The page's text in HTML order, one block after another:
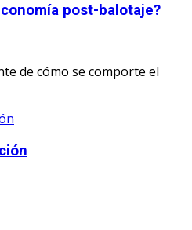
post-balotaje?
de cómo se comporte el